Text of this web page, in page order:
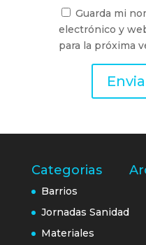
Guarda mi
electrónico y
para la próxima
Categorias
Barrios
Jornadas Sanidad
Materiales